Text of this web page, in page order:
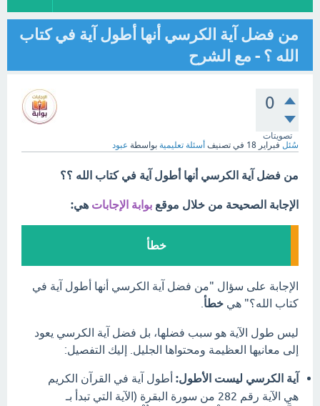
من فضل آية الكرسي أنها أطول آية في كتاب
الله ؟ - مع الشرح
0
تصويتات
سُئل فبراير 18 في تصنيف أسئلة تعليمية بواسطة عبود
من فضل آية الكرسي أنها أطول آية في كتاب الله ؟؟
الإجابة الصحيحة من خلال موقع بوابة الإجابات هي:
خطأ
الإجابة على سؤال "من فضل آية الكرسي أنها أطول آية في
كتاب الله؟" هي خطأ
ليس طول الآية هو سبب فضلها، بل فضل آية الكرسي يعود
إلى معانيها العظيمة ومحتواها الجليل. إليك التفصيل:
آية الكرسي ليست الأطول: أطول آية في القرآن الكريم
هي الآية رقم 282 من سورة البقرة (الآية التي تبدأ بـ